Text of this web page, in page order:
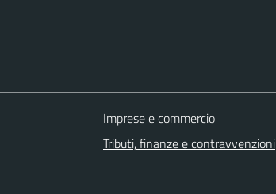
Imprese e commercio
Tributi, finanze e contravvenzioni